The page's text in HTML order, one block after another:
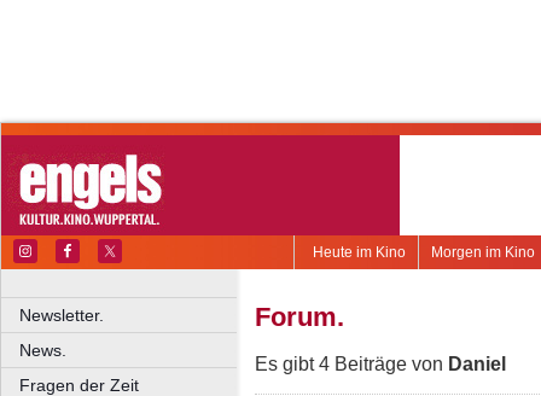
Morgen im Kino
Heute im Kino
Newsletter.
News.
Fragen der Zeit
Forum.
Es gibt 4 Beiträge von Daniel